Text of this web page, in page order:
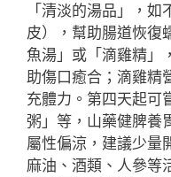
「清淡的湯品」，
皮），幫助腸道恢復
魚湯」或「滴雞精」
助傷口癒合；滴雞精
充體力。第四天起可
粥」等，山藥健脾養
屬性偏涼，建議少量
麻油、酒類、人參等